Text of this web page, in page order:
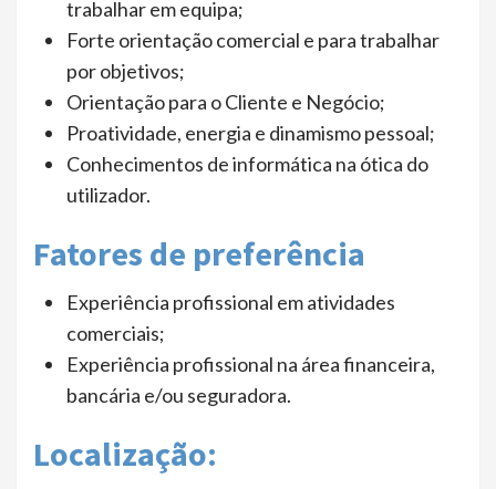
trabalhar em equipa;
Forte orientação comercial e para trabalhar
por objetivos;
Orientação para o Cliente e Negócio;
Proatividade, energia e dinamismo pessoal;
Conhecimentos de informática na ótica do
utilizador.
Fatores de preferência
Experiência profissional em atividades
comerciais;
Experiência profissional na área financeira,
bancária e/ou seguradora.
Localização: